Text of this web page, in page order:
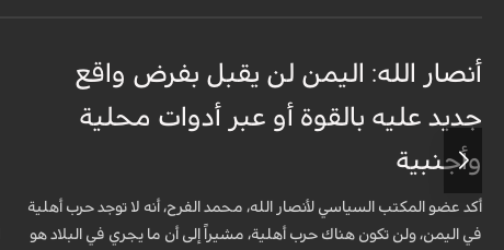
أنصار الله: اليمن لن يقبل بفرض واقع
جديد عليه بالقوة أو عبر أدوات محلية
وأجنبية
أكد عضو المكتب السياسي لأنصار الله، محمد الفرح، أنه لا توجد حرب أهلية
في اليمن، ولن تكون هناك حرب أهلية، مشيراً إلى أن ما يجري في البلاد هو